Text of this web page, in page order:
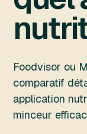
Foodvisor ou
comparatif
application
minceur